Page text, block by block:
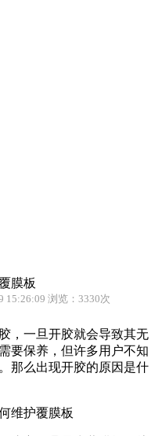
膜板
15:26:09 浏览：3330次
，一旦开胶就会导致其无
要保养，但许多用户不知
那么出现开胶的原因是什